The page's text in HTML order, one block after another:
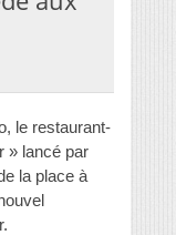
le restaurant-
» lancé par
la place à